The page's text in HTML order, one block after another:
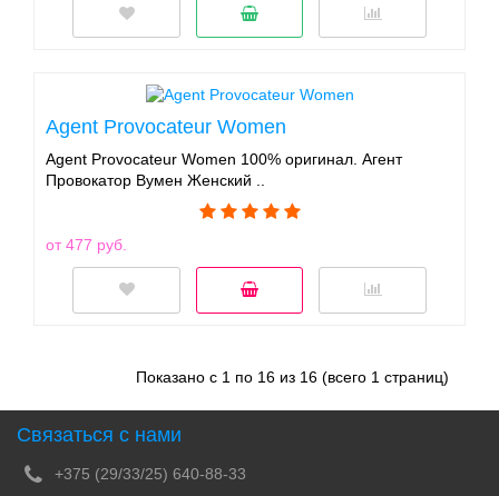
Agent Provocateur Women
Agent Provocateur Women 100% оригинал. Агент
Провокатор Вумен Женский ..
от 477 руб.
Показано с 1 по 16 из 16 (всего 1 страниц)
Связаться с нами
+375 (29/33/25) 640-88-33